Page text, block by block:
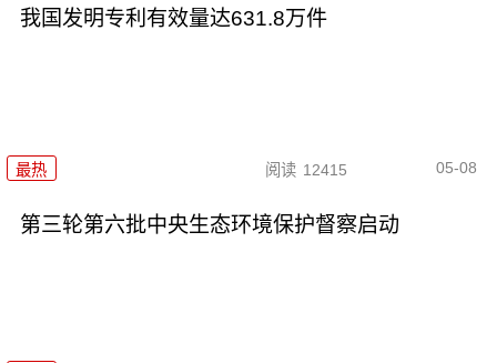
我国发明专利有效量达631.8万件
最热 阅读 12415 05-08
第三轮第六批中央生态环境保护督察启动